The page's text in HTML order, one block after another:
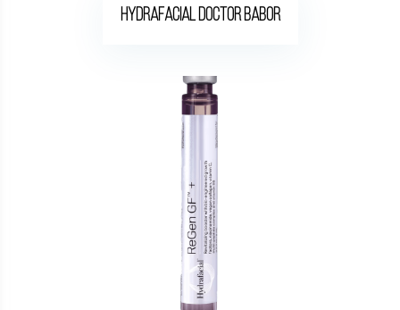
Hydrafacial DOCTOR BABOR